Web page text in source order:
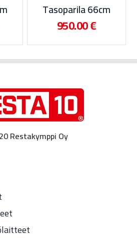
Tasoparila 66cm
950.00€
Restakymppi Oy